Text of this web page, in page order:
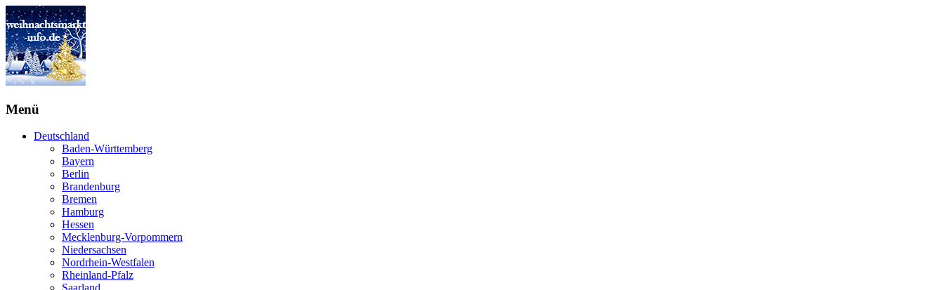
Menü
Deutschland
Baden-Württemberg
Bayern
Berlin
Brandenburg
Bremen
Hamburg
Hessen
Mecklenburg-Vorpommern
Niedersachsen
Nordrhein-Westfalen
Rheinland-Pfalz